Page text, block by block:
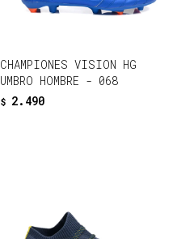
CHAMPIONES VISION HG
UMBRO HOMBRE - 068
$ 2.490